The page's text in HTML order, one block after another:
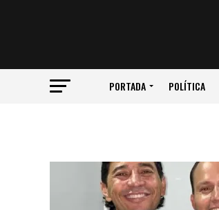
PORTADA POLÍTICA